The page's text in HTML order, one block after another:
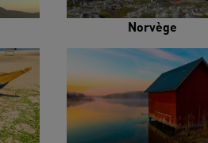
Norvège